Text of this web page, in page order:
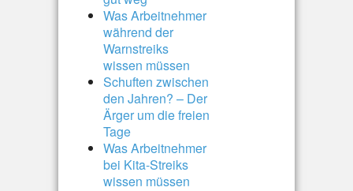
Was Arbeitnehmer
während der
Warnstreiks
wissen müssen
Schuften zwischen
den Jahren? – Der
Ärger um die freien
Tage
Was Arbeitnehmer
bei Kita-Streiks
wissen müssen